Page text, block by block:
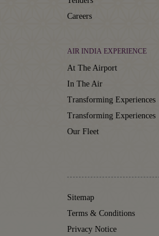
Careers
AIR INDIA EXPERIENCE
At The Airport
In The Air
Transforming Experiences
Transforming Experiences
Our Fleet
Sitemap
Terms & Conditions
Privacy Notice